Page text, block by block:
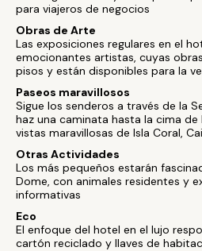
para viajeros de negocios
Obras de Arte
Las exposiciones regulares en el
emocionantes artistas, cuyas
pisos y están disponibles para la
Paseos maravillosos
Sigue los senderos a través de la
haz una caminata hasta la cima de
vistas maravillosas de Isla Coral,
Otras Actividades
Los más pequeños estarán
Dome, con animales residentes y
informativas
Eco
El enfoque del hotel en el lujo
cartón reciclado y llaves de